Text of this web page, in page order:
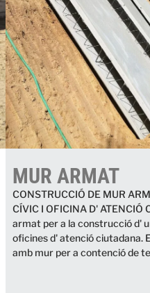
MUR ARMAT
CONSTRUCCIÓ DE MUR
CÍVIC I OFICINA D' ATENCIÓ
armat per a la construcció d'
oficines d' atenció ciutadana.
amb mur per a contenció de